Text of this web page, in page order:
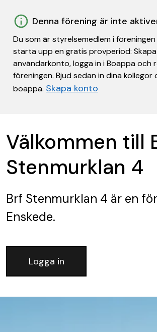
Denna förening är inte
Du som är styrelsemedlem i
starta upp en gratis provperiod:
användarkonto, logga in i Boappa och
föreningen. Bjud sedan in dina kollegor
boappa. Skapa konto
Välkommen till
Stenmurklan 4
Brf Stenmurklan 4 är en
Enskede.
Logga in